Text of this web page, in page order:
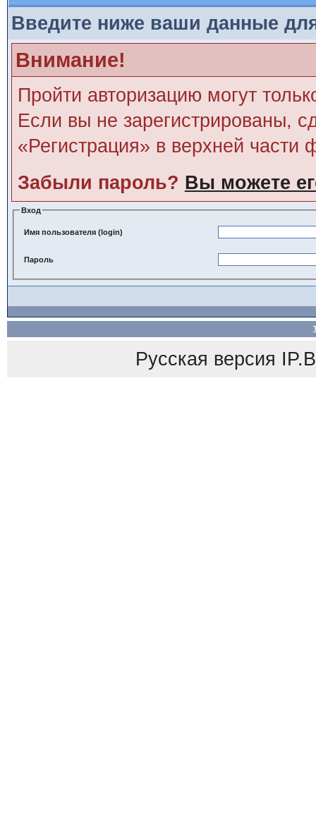
Введите ниже ваши данные
Внимание!
Пройти авторизацию могут
Если вы не зарегистрированы,
«Регистрация» в верхней части
Забыли пароль? Вы можете
Вход
Имя пользователя (login)
Пароль
Русская версия